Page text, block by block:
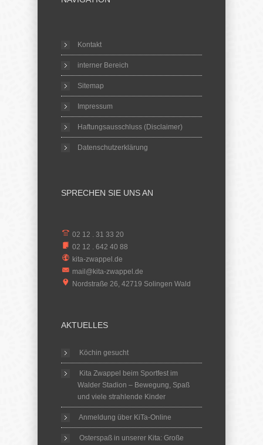
Kontakt
interner Bereich
Sitemap
Impressum
Haftungsausschluss (Disclaimer)
Datenschutzerklärung
SPRECHEN SIE UNS AN
02 12 . 31 33 20
02 12 . 642 40 88
kita-zwappel.de
mail@kita-zwappel.de
Nordstraße 26, 42719 Solingen Wald
AKTUELLES
Köchin gesucht
Kita Zwappel beim Sportfest im
Walder Stadion – Bewegung, Spaß
und viele strahlende Kinder
Anmeldung über KiTa-Online
Osterspaß in unserer Kita: Große